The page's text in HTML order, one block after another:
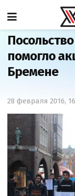
Главная
помогло
Бремене
28 февраля 2016,